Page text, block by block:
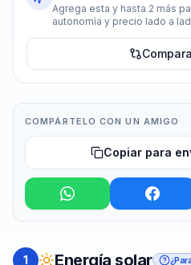
Agrega esta y hasta 2 más
autonomía y precio lado a
COMPÁRTELO CON UN AMIGO
Copiar para
1 Energía solar